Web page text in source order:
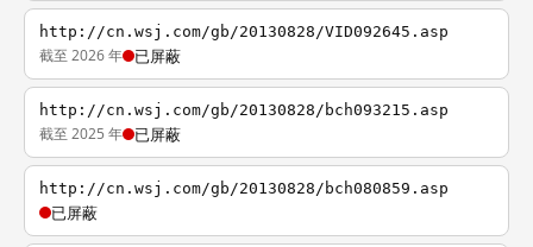
http://cn.wsj.com/gb/20130828/VID092645.asp
截至 2026 年 已屏蔽
http://cn.wsj.com/gb/20130828/bch093215.asp
截至 2025 年 已屏蔽
http://cn.wsj.com/gb/20130828/bch080859.asp
已屏蔽